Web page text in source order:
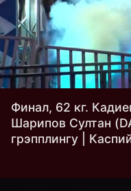
Финал, 62 кг.
Шарипов Султан
грэпплингу |